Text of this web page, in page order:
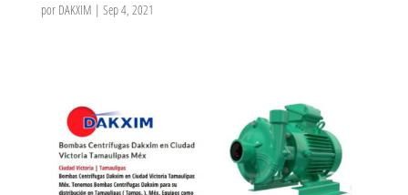
por DAKXIM | Sep 4, 2021